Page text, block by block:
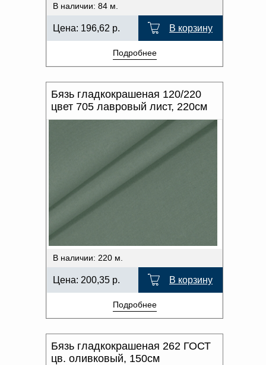
В наличии: 84 м.
Цена: 196,62 р. В корзину
Подробнее
Бязь гладкокрашеная 120/220
цвет 705 лавровый лист, 220см
В наличии: 220 м.
Цена: 200,35 р. В корзину
Подробнее
Бязь гладкокрашеная 262 ГОСТ
цв. оливковый, 150см